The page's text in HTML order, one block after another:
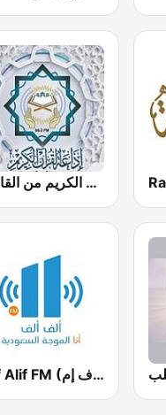
إذاعة القرآن الكريم من القاهرة
Alif Alif FM (ألف ألف إف إم)